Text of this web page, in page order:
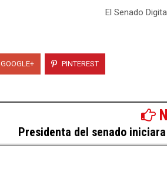
El Senado
GOOGLE+ PINTEREST
Presidenta del senado